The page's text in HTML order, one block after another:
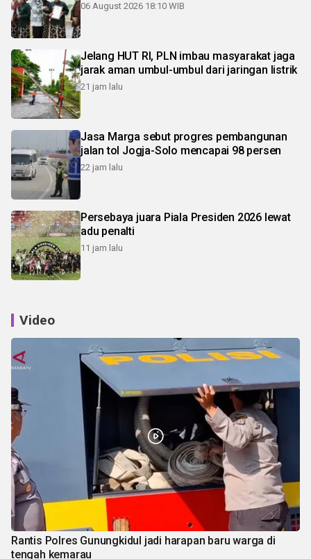
06 August 2026 18:10 WIB
Jelang HUT RI, PLN imbau masyarakat jaga
jarak aman umbul-umbul dari jaringan listrik
21 jam lalu
Jasa Marga sebut progres pembangunan
jalan tol Jogja-Solo mencapai 98 persen
22 jam lalu
Persebaya juara Piala Presiden 2026 lewat
adu penalti
11 jam lalu
Video
Rantis Polres Gunungkidul jadi harapan baru warga di
tengah kemarau